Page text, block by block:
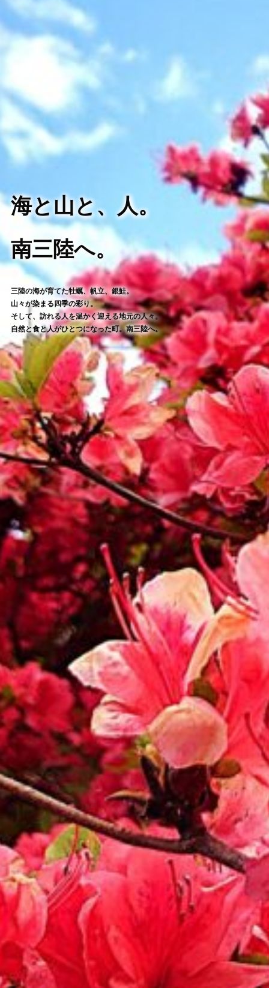
海と山と、人。
南三陸へ。
三陸の海が育てた牡蠣、帆立、銀鮭。
山々が染まる四季の彩り。
そして、訪れる人を温かく迎える地元の人々。
自然と食と人がひとつになった町。南三陸へ。